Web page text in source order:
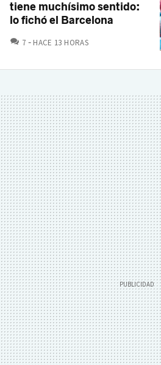
tiene muchísimo sentido:
lo fichó el Barcelona
7 COMENTARIOS
HACE 13 HORAS